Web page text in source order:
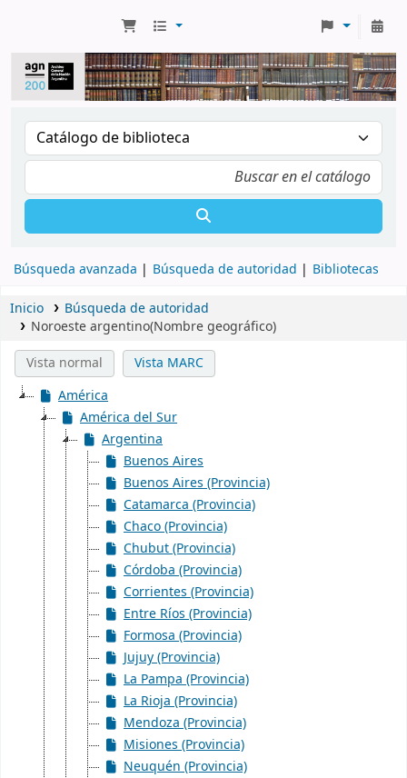
Búsqueda avanzada Búsqueda de autoridad Bibliotecas
Inicio
Búsqueda de autoridad
Noroeste argentino(Nombre geográfico)
Vista normal
Vista MARC
América
América del Sur
Argentina
Buenos Aires
Buenos Aires (Provincia)
Catamarca (Provincia)
Chaco (Provincia)
Chubut (Provincia)
Córdoba (Provincia)
Corrientes (Provincia)
Entre Ríos (Provincia)
Formosa (Provincia)
Jujuy (Provincia)
La Pampa (Provincia)
La Rioja (Provincia)
Mendoza (Provincia)
Misiones (Provincia)
Neuquén (Provincia)